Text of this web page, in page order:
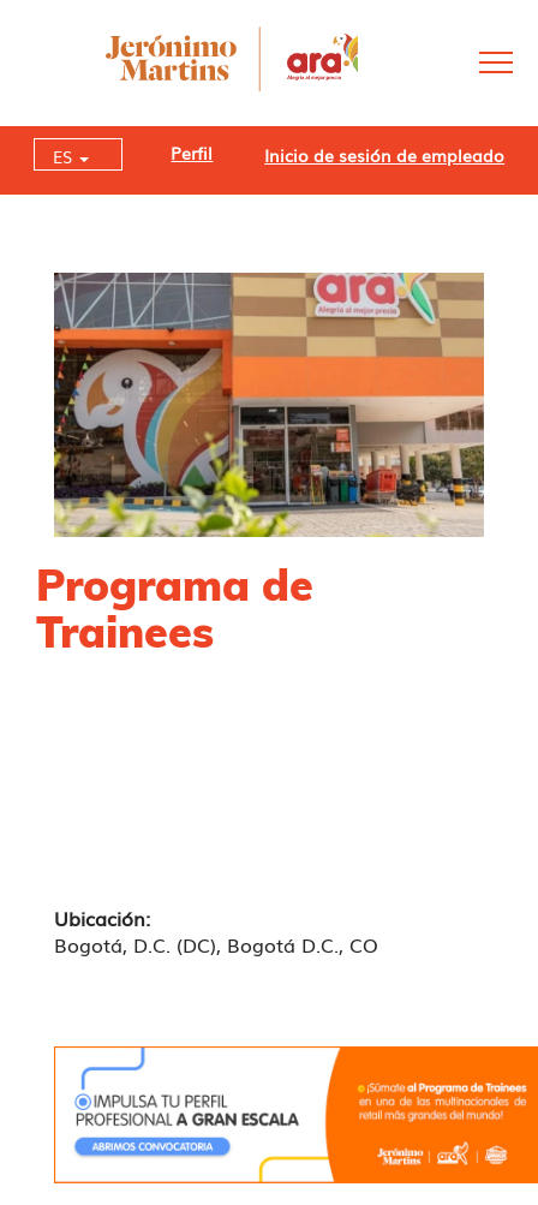
ES Perfil Inicio de sesión de empleado
Programa de
Trainees
Ubicación:
Bogotá, D.C. (DC), Bogotá D.C., CO